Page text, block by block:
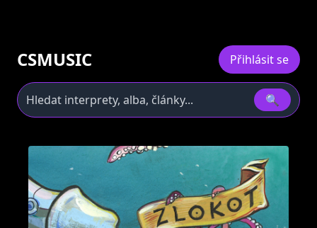
CSMUSIC Přihlásit se
🔍